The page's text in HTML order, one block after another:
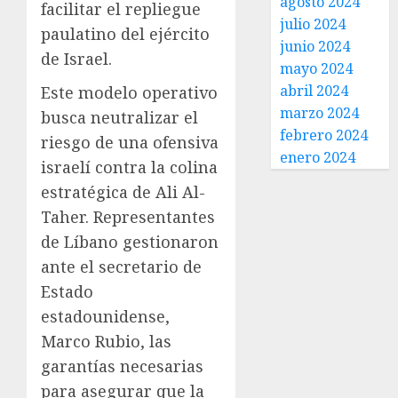
facilitar el repliegue
paulatino del ejército
de Israel.
Este modelo operativo
busca neutralizar el
riesgo de una ofensiva
israelí contra la colina
estratégica de Ali Al-
Taher. Representantes
de Líbano gestionaron
ante el secretario de
Estado
estadounidense,
Marco Rubio, las
garantías necesarias
para asegurar que la
julio 2024
junio 2024
mayo 2024
abril 2024
marzo 2024
febrero 2024
enero 2024